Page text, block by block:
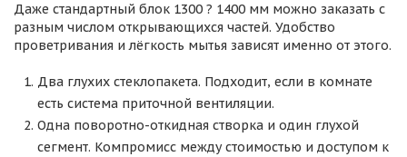
Даже стандартный блок 1300 ? 1400 мм можно заказать с
разным числом открывающихся частей. Удобство
проветривания и лёгкость мытья зависят именно от этого.
Два глухих стеклопакета. Подходит, если в комнате
есть система приточной вентиляции.
Одна поворотно-откидная створка и один глухой
сегмент. Компромисс между стоимостью и доступом к